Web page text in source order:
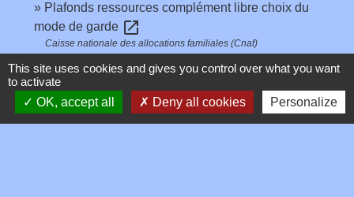
Plafonds ressources complément libre choix du
mode de garde open_in_new
Caisse nationale des allocations familiales (Cnaf)
Signaler une erreur sur cette page
This site uses cookies and gives you control over what you want
to activate
OK, accept all
Deny all cookies Personalize